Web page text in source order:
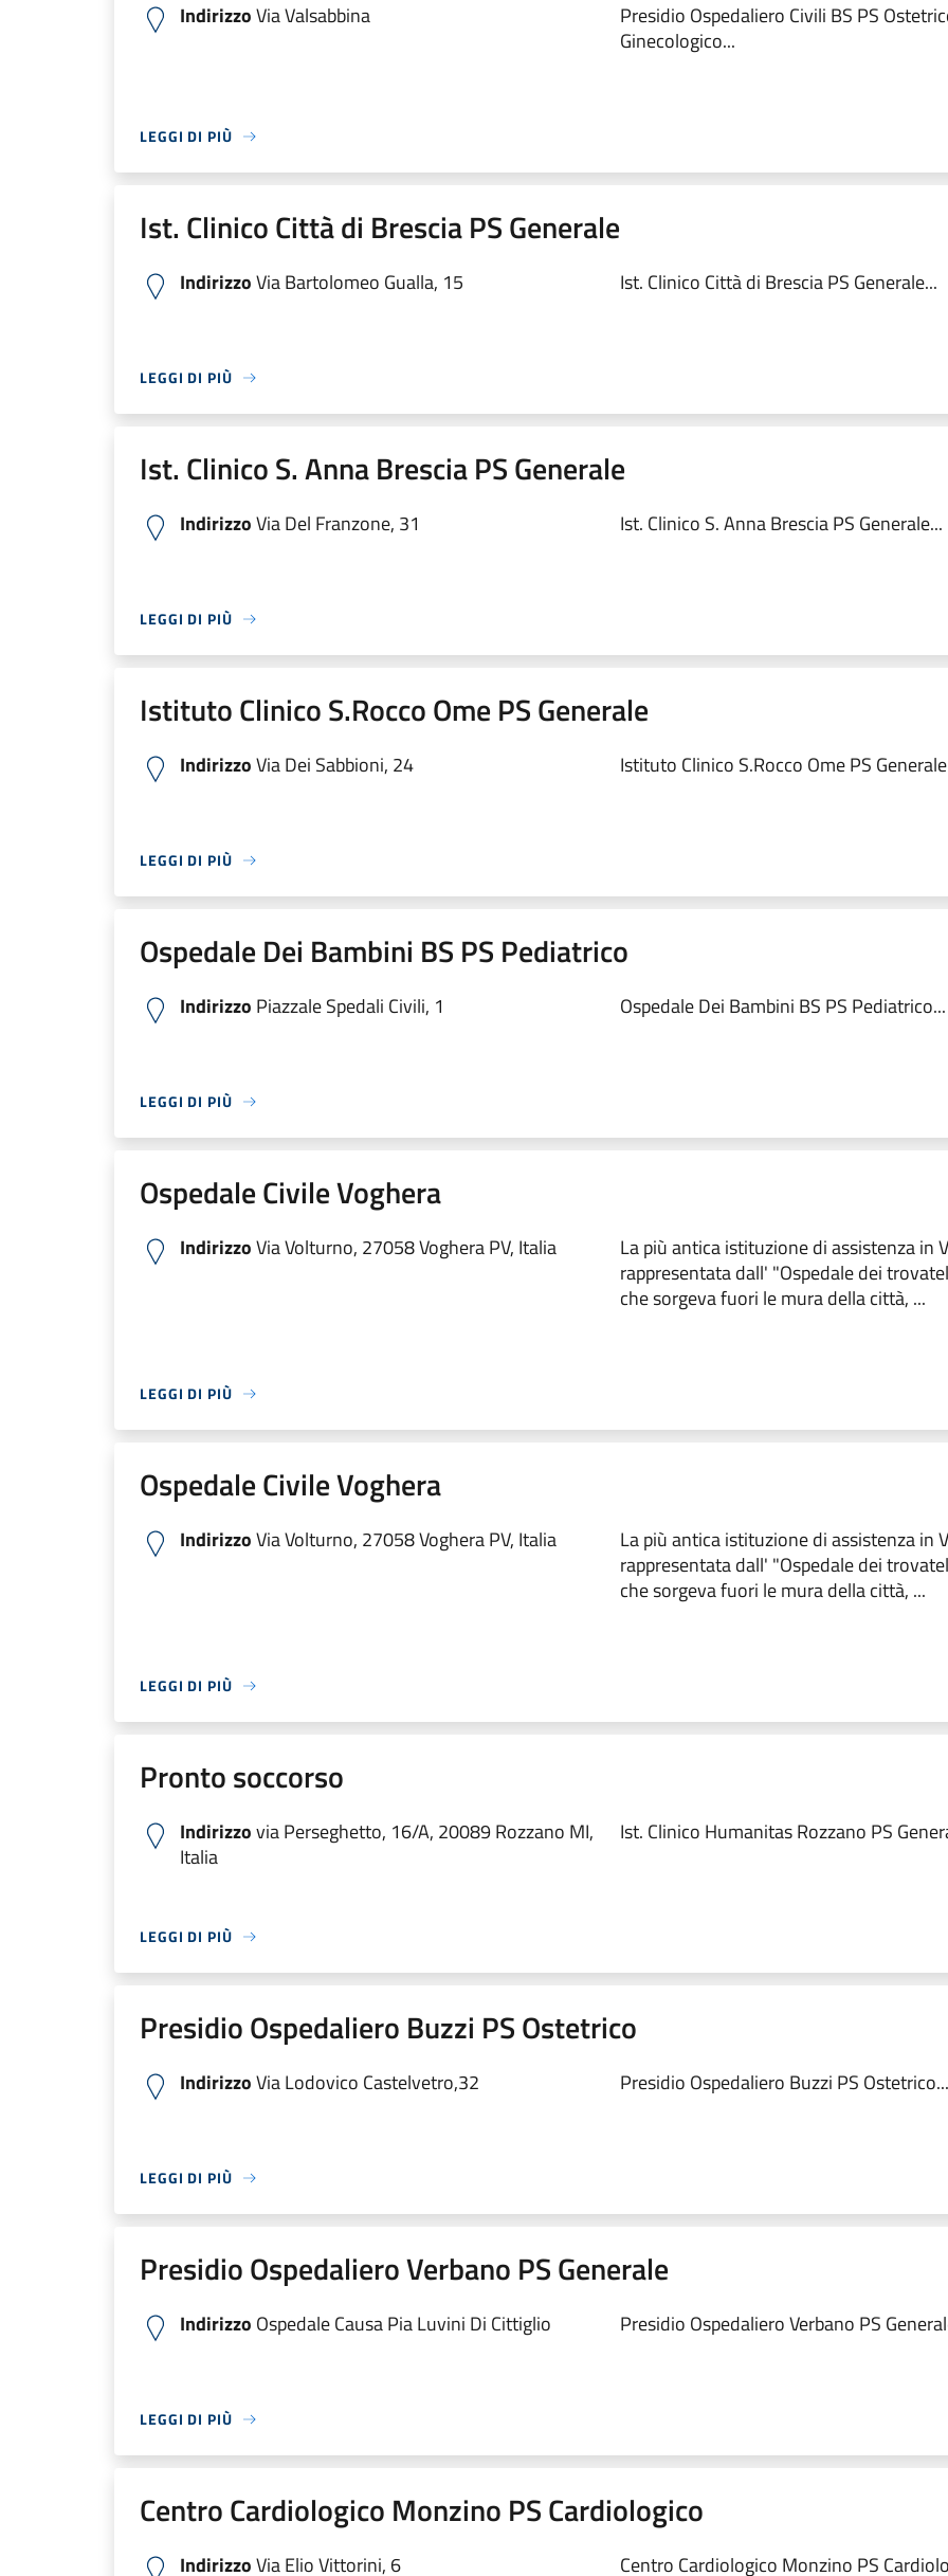
IndirizzoVia Valsabbina
Presidio Ospedaliero Civili BS PS
Ginecologico...
LEGGI DI PIÙ
Ist. Clinico Città di Brescia PS Generale
IndirizzoVia Bartolomeo Gualla, 15 Ist. Clinico Città di Brescia PS Generale...
LEGGI DI PIÙ
Ist. Clinico S. Anna Brescia PS Generale
IndirizzoVia Del Franzone, 31 Ist. Clinico S. Anna Brescia PS Generale...
LEGGI DI PIÙ
Istituto Clinico S.Rocco Ome PS Generale
IndirizzoVia Dei Sabbioni, 24 Istituto Clinico S.Rocco Ome PS
LEGGI DI PIÙ
Ospedale Dei Bambini BS PS Pediatrico
Indirizzo Piazzale Spedali Civili, 1 Ospedale Dei Bambini BS PS Pediatrico...
LEGGI DI PIÙ
Ospedale Civile Voghera
IndirizzoVia Volturno, 27058 Voghera PV, Italia
La più antica istituzione di assistenza in
rappresentata dall' "Ospedale dei
che sorgeva fuori le mura della città, ...
LEGGI DI PIÙ
Ospedale Civile Voghera
IndirizzoVia Volturno, 27058 Voghera PV, Italia
La più antica istituzione di assistenza in
rappresentata dall' "Ospedale dei
che sorgeva fuori le mura della città, ...
LEGGI DI PIÙ
Pronto soccorso
Indirizzovia Perseghetto, 16/A, 20089 Rozzano MI,
Italia
Ist. Clinico Humanitas Rozzano PS
LEGGI DI PIÙ
Presidio Ospedaliero Buzzi PS Ostetrico
IndirizzoVia Lodovico Castelvetro,32 Presidio Ospedaliero Buzzi PS Ostetrico...
LEGGI DI PIÙ
Presidio Ospedaliero Verbano PS Generale
Indirizzo Ospedale Causa Pia Luvini Di Cittiglio Presidio Ospedaliero Verbano PS
LEGGI DI PIÙ
Centro Cardiologico Monzino PS Cardiologico
IndirizzoVia Elio Vittorini, 6 Centro Cardiologico Monzino PS